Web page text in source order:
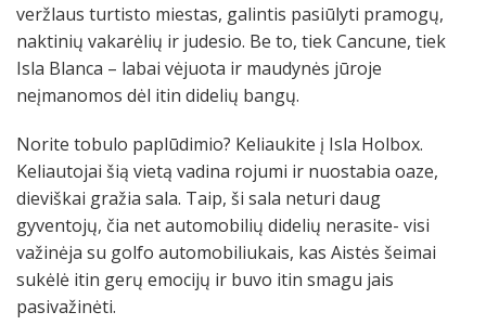
veržlaus turtisto miestas, galintis pasiūlyti pramogų,
naktinių vakarėlių ir judesio. Be to, tiek Cancune, tiek
Isla Blanca – labai vėjuota ir maudynės jūroje
neįmanomos dėl itin didelių bangų.
Norite tobulo paplūdimio? Keliaukite į Isla Holbox.
Keliautojai šią vietą vadina rojumi ir nuostabia oaze,
dieviškai gražia sala. Taip, ši sala neturi daug
gyventojų, čia net automobilių didelių nerasite- visi
važinėja su golfo automobiliukais, kas Aistės šeimai
sukėlė itin gerų emocijų ir buvo itin smagu jais
pasivažinėti.